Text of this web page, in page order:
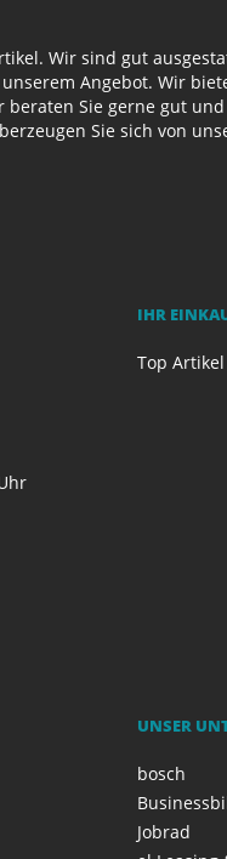
Wir sind gut
Angebot. Wir
beraten Sie gerne gut
Sie sich von
IHR
Top Artikel
UNSER
bosch
Jobrad